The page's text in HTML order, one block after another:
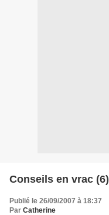
Conseils en vrac (6)
Publié le 26/09/2007 à 18:37
Par Catherine